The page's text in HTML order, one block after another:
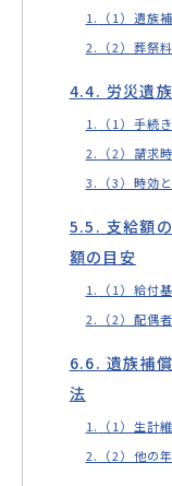
（1）遺族
（2）葬祭
4. 労災遺
（1）手続
（2）請求
（3）時効
5. 支給額
額の目安
（1）給付
（2）配偶
6. 遺族補
法
（1）生計
（2）他の